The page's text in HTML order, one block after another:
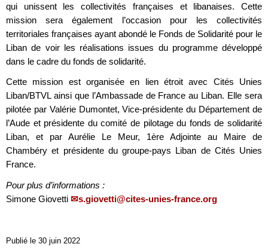
qui unissent les collectivités françaises et libanaises. Cette
mission sera également l’occasion pour les collectivités
territoriales françaises ayant abondé le Fonds de Solidarité pour le
Liban de voir les réalisations issues du programme développé
dans le cadre du fonds de solidarité.
Cette mission est organisée en lien étroit avec Cités Unies
Liban/BTVL ainsi que l’Ambassade de France au Liban. Elle sera
pilotée par Valérie Dumontet, Vice-présidente du Département de
l’Aude et présidente du comité de pilotage du fonds de solidarité
Liban, et par Aurélie Le Meur, 1ère Adjointe au Maire de
Chambéry et présidente du groupe-pays Liban de Cités Unies
France.
Pour plus d’informations :
Simone Giovetti
s.giovetti@cites-unies-france.org
Publié le 30 juin 2022